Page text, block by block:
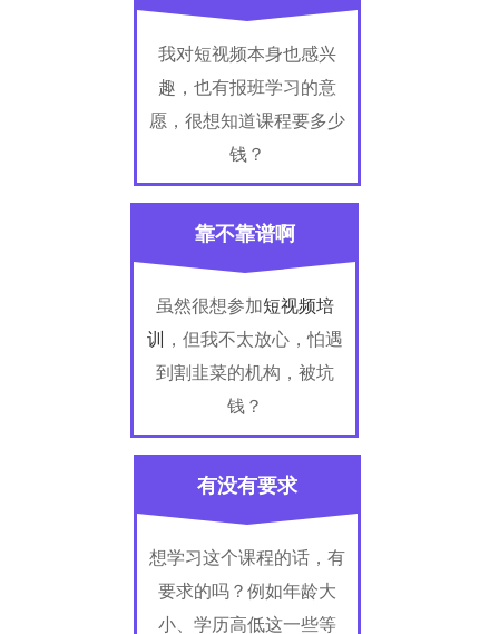
我对短视频本身也感兴
趣，也有报班学习的意
愿，很想知道课程要多少
钱？
靠不靠谱啊
虽然很想参加短视频培
训
，但我不太放心，怕遇
到割韭菜的机构，被坑
钱？
有没有要求
想学习这个课程的话，有
要求的吗？例如年龄大
小、学历高低这一些等